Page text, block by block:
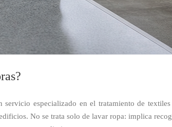
servicio especializado en el tratamiento de
No se trata solo de lavar ropa: implica